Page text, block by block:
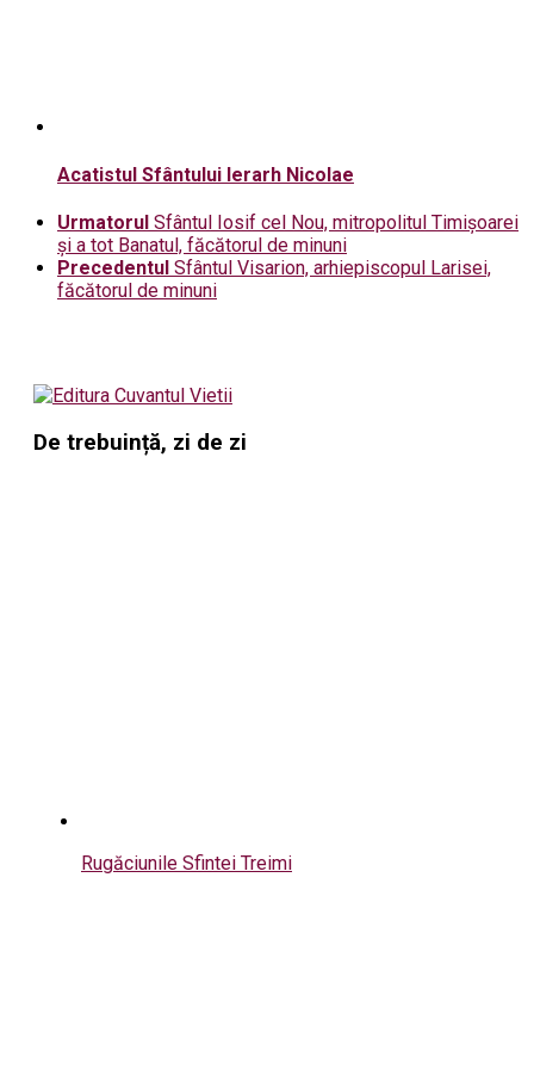
Acatistul Sfântului Ierarh Nicolae
Urmatorul Sfântul Iosif cel Nou, mitropolitul Timişoarei
şi a tot Banatul, făcătorul de minuni
Precedentul Sfântul Visarion, arhiepiscopul Larisei,
făcătorul de minuni
De trebuință, zi de zi
Rugăciunile Sfintei Treimi